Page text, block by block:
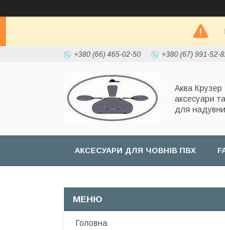
+380 (66) 465-02-50 +380 (67) 991-52-
Аква
аксесуари
для
АКСЕСУАРИ ДЛЯ ЧОВНІВ ПВХ
Головна